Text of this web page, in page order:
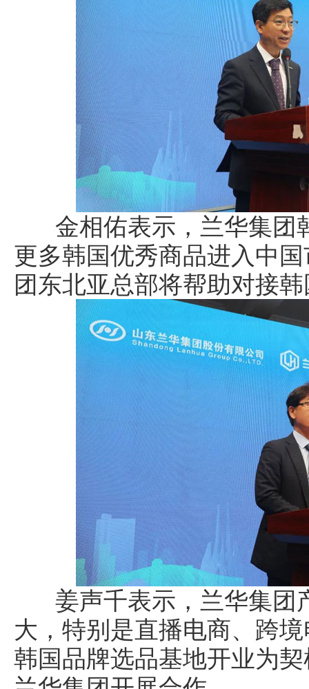
金相佑表示，兰华集团
更多韩国优秀商品进入中
团东北亚总部将帮助对接
姜声千表示，兰华集团
大，特别是直播电商、跨
韩国品牌选品基地开业为